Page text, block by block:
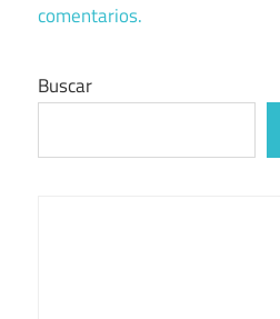
comentarios.
Buscar